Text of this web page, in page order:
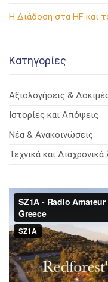
Η Διάδοση στα HF και
Kατηγορίες
Αξιολογήσεις &
Ιστορίες και Απόψεις
Νέα & Ανακοινώσεις
Τεχνικά και
Πρόγραμμα
Αναπαραγωγής
Βίντεο